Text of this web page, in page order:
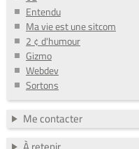
Entendu
Ma vie est une sitcom
2 ¢ d'humour
Gizmo
Webdev
Sortons
Me contacter